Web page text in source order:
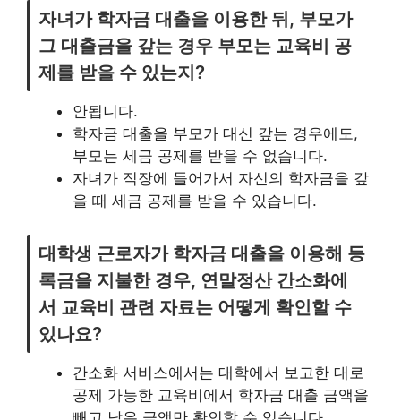
자녀가 학자금 대출을 이용한 뒤, 부모가
그 대출금을 갚는 경우 부모는 교육비 공
제를 받을 수 있는지?
안됩니다.
학자금 대출을 부모가 대신 갚는 경우에도,
부모는 세금 공제를 받을 수 없습니다.
자녀가 직장에 들어가서 자신의 학자금을 갚
을 때 세금 공제를 받을 수 있습니다.
대학생 근로자가 학자금 대출을 이용해 등
록금을 지불한 경우, 연말정산 간소화에
서 교육비 관련 자료는 어떻게 확인할 수
있나요?
간소화 서비스에서는 대학에서 보고한 대로
공제 가능한 교육비에서 학자금 대출 금액을